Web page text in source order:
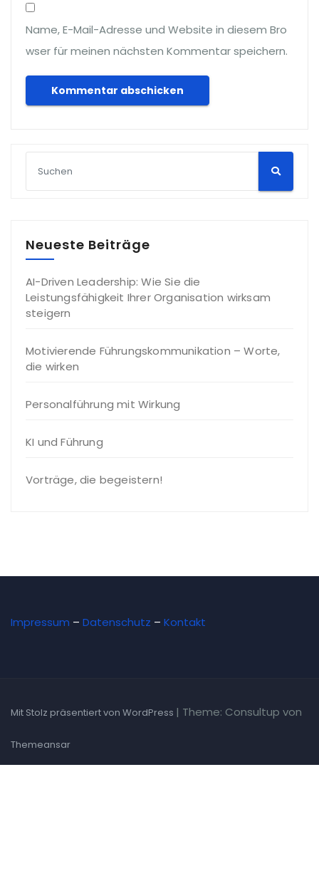
Name, E-Mail-Adresse und Website in diesem Bro
wser für meinen nächsten Kommentar speichern.
Neueste Beiträge
AI-Driven Leadership: Wie Sie die
Leistungsfähigkeit Ihrer Organisation wirksam
steigern
Motivierende Führungskommunikation – Worte,
die wirken
Personalführung mit Wirkung
KI und Führung
Vorträge, die begeistern!
Impressum – Datenschutz – Kontakt
Mit Stolz präsentiert von WordPress | Theme: Consultup von
Themeansar